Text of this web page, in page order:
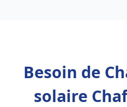
Besoin de
solaire